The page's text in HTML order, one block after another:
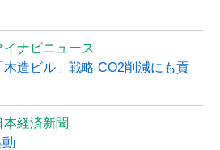
イナビニュース
造ビル」戦略 CO2削減にも貢
本経済新聞